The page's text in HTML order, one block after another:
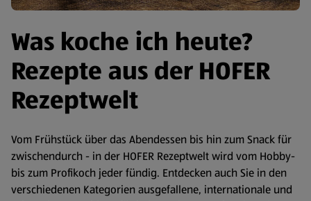
Was koche ich heute?
Rezepte aus der HOFER
Rezeptwelt
Vom Frühstück über das Abendessen bis hin zum Snack für
zwischendurch - in der HOFER Rezeptwelt wird vom Hobby-
bis zum Profikoch jeder fündig. Entdecken auch Sie in den
verschiedenen Kategorien ausgefallene, internationale und